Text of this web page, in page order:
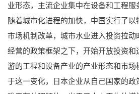
业形态，主流企业集中在设备和工程服
随着城市化进程的加快，中国实行了以
市场机制改革，城市水业进入投资拉
经营的政策框架之下，开始开放投资
游的工程和设备产业的产业形态和市
于这一变化，日本企业从自己国家的